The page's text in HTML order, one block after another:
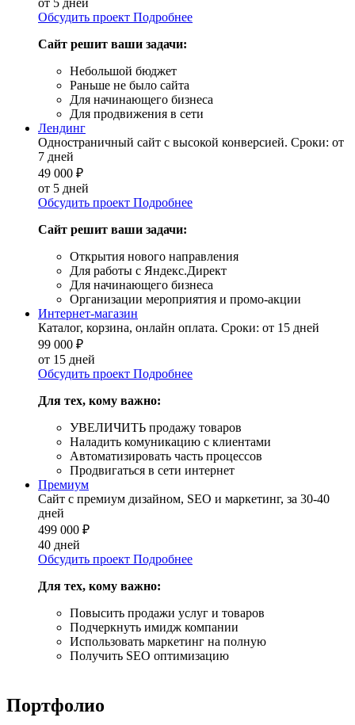
от 5 дней
Обсудить проект Подробнее
Сайт решит ваши задачи:
Небольшой бюджет
Раньше не было сайта
Для начинающего бизнеса
Для продвижения в сети
Лендинг
Одностраничный сайт с высокой конверсией. Сроки: от
7 дней
49 000 ₽
от 5 дней
Обсудить проект Подробнее
Сайт решит ваши задачи:
Открытия нового направления
Для работы с Яндекс.Директ
Для начинающего бизнеса
Организации мероприятия и промо-акции
Интернет-магазин
Каталог, корзина, онлайн оплата. Сроки: от 15 дней
99 000 ₽
от 15 дней
Обсудить проект Подробнее
Для тех, кому важно:
УВЕЛИЧИТЬ продажу товаров
Наладить комуникацию с клиентами
Автоматизировать часть процессов
Продвигаться в сети интернет
Премиум
Сайт с премиум дизайном, SEO и маркетинг, за 30-40
дней
499 000 ₽
40 дней
Обсудить проект Подробнее
Для тех, кому важно:
Повысить продажи услуг и товаров
Подчеркнуть имидж компании
Использовать маркетинг на полную
Получить SEO оптимизацию
Портфолио